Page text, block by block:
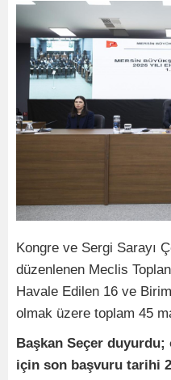
Kongre ve Sergi Sarayı
düzenlenen Meclis
Havale Edilen 16 ve
olmak üzere toplam 45
Başkan Seçer duyurdu;
için son başvuru tarihi